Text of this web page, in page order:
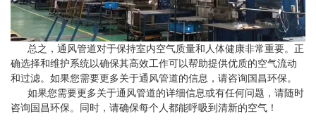
总之，通风管道对于保持室内空气质量和人体健康非常重要。正
确选择和维护系统以确保其高效工作可以帮助提供优质的空气流动
和过滤。如果您需要更多关于通风管道的信息，请咨询国昌环保。
如果您需要更多关于通风管道的详细信息或有任何问题，请随时
咨询国昌环保。同时，请确保每个人都能呼吸到清新的空气！